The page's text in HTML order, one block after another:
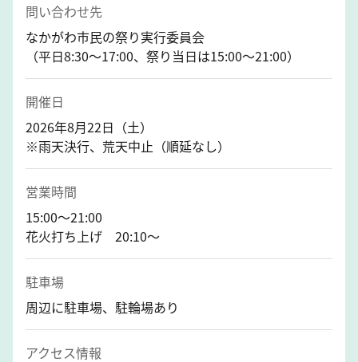
問い合わせ先
なかがわ市民の祭り実行委員会
（平日8:30～17:00、祭り当日は15:00～21:00）
開催日
2026年8月22日（土）
※雨天決行、荒天中止（順延なし）
営業時間
15:00～21:00
花火打ち上げ 20:10～
駐車場
周辺に駐車場、駐輪場あり
アクセス情報